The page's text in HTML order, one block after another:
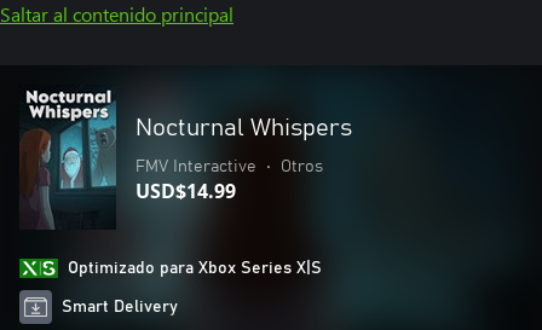
Saltar al contenido principal
Nocturnal Whispers
FMV Interactive • Otros
USD$14.99
Optimizado para Xbox Series X|S
Smart Delivery